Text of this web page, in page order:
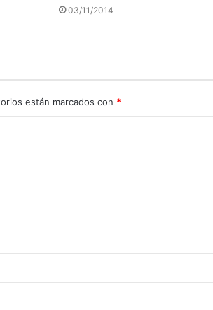
03/11/2014
están marcados con *